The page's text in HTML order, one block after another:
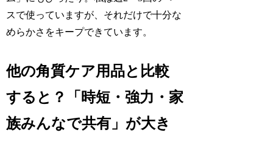
スで使っていますが、それだけで十分な
めらかさをキープできています。
他の角質ケア用品と比較
すると？「時短・強力・家
族みんなで共有」が大き